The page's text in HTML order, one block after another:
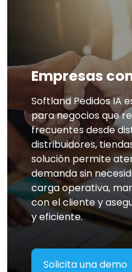
Empresas
Softland Pedidos IA
para negocios que
frecuentes desde
distribuidores,
solución permite
demanda sin
carga operativa,
con el cliente y
y eficiente.
Solicita una demo